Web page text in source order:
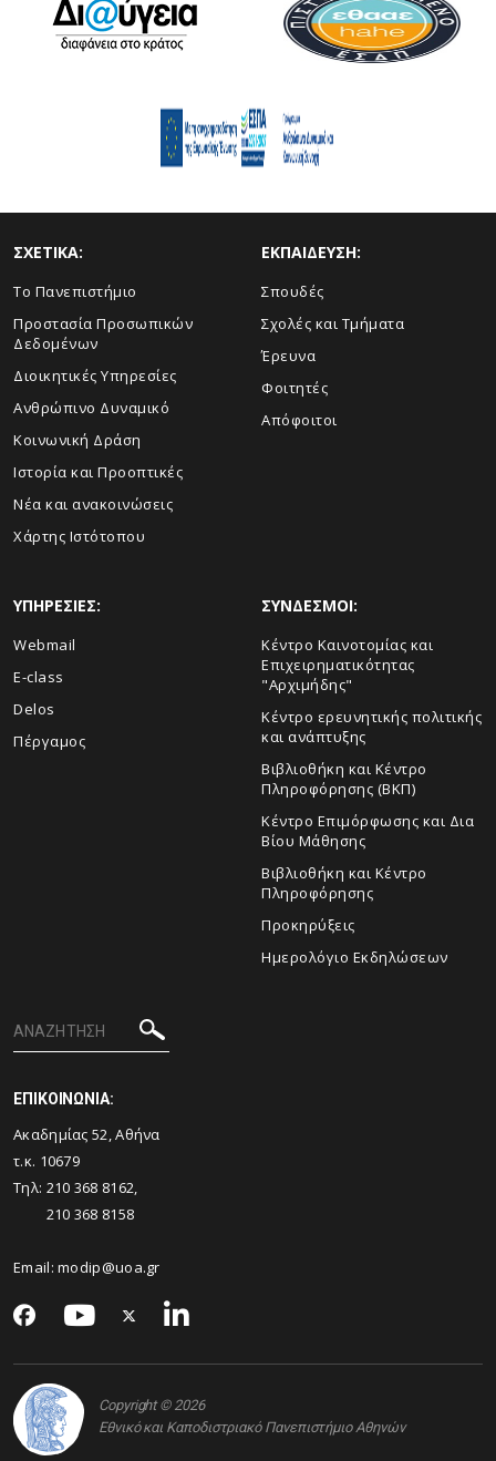
ΣΧΕΤΙΚΑ:
Το Πανεπιστήμιο
Προστασία Προσωπικών
Δεδομένων
Διοικητικές Υπηρεσίες
Ανθρώπινο Δυναμικό
Κοινωνική Δράση
Ιστορία και Προοπτικές
Νέα και ανακοινώσεις
Χάρτης Ιστότοπου
ΕΚΠΑΙΔΕΥΣΗ:
Σπουδές
Σχολές και Τμήματα
Έρευνα
Φοιτητές
Απόφοιτοι
ΥΠΗΡΕΣΙΕΣ:
Webmail
E-class
Delos
Πέργαμος
ΣΥΝΔΕΣΜΟΙ:
Κέντρο Καινοτομίας και
Επιχειρηματικότητας
"Αρχιμήδης"
Κέντρο ερευνητικής πολιτικής
και ανάπτυξης
Βιβλιοθήκη και Κέντρο
Πληροφόρησης (ΒΚΠ)
Κέντρο Επιμόρφωσης και Δια
Βίου Μάθησης
Βιβλιοθήκη και Κέντρο
Πληροφόρησης
Προκηρύξεις
Ημερολόγιο Εκδηλώσεων
ΕΠΙΚΟΙΝΩΝΙΑ:
Ακαδημίας 52, Αθήνα
τ.κ. 10679
Τηλ: 210 368 8162,
210 368 8158
Email:modip@uoa.gr
Copyright © 2026
Εθνικό και Καποδιστριακό Πανεπιστήμιο Αθηνών